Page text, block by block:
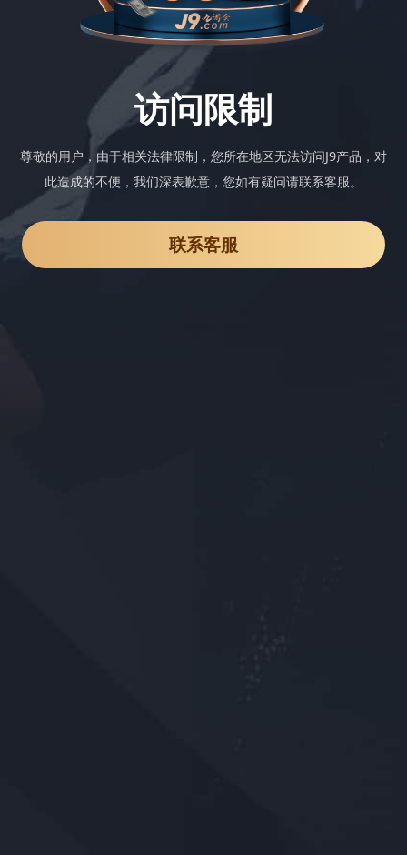
访问限制
尊敬的用户，由于相关法律限制，您所在地区无法访问J9产品，对
此造成的不便，我们深表歉意，您如有疑问请联系客服。
联系客服